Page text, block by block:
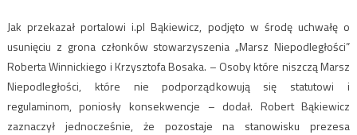
Jak przekazał portalowi i.pl Bąkiewicz, podjęto w środę uchwałę o
usunięciu z grona członków stowarzyszenia „Marsz Niepodległości”
Roberta Winnickiego i Krzysztofa Bosaka. – Osoby które niszczą Marsz
Niepodległości, które nie podporządkowują się statutowi i
regulaminom, poniosły konsekwencje – dodał. Robert Bąkiewicz
zaznaczył jednocześnie, że pozostaje na stanowisku prezesa